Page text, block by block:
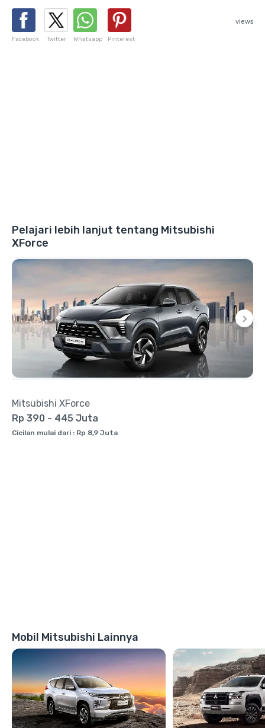
Facebook Twitter Whatsapp Pinterest
views
Pelajari lebih lanjut tentang Mitsubishi
XForce
Mitsubishi XForce
Rp 390 - 445 Juta
Cicilan mulai dari : Rp 8,9 Juta
Mobil Mitsubishi Lainnya